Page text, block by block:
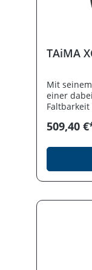
TAiMA
Mit
einer
TAiMA
bis 150 kg
Steht
509,40